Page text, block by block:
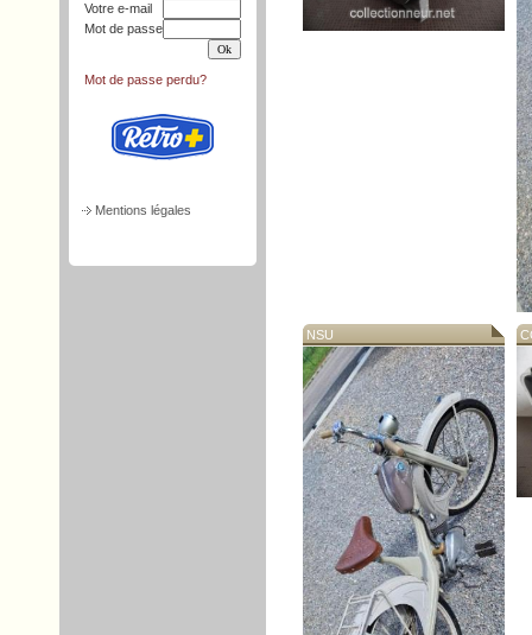
Votre e-mail
Mot de passe
Mot de passe perdu?
Mentions légales
NSU